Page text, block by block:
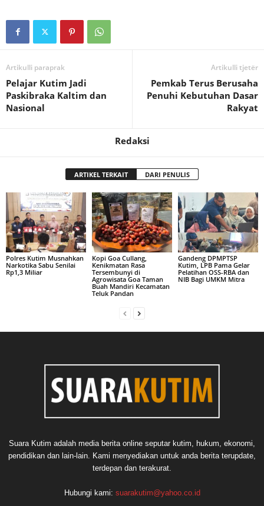
Artikulli paraprak
Pelajar Kutim Jadi
Paskibraka Kaltim dan
Nasional
Artikulli tjetër
Pemkab Terus Berusaha
Penuhi Kebutuhan Dasar
Rakyat
Redaksi
ARTIKEL TERKAIT DARI PENULIS
Polres Kutim Musnahkan
Narkotika Sabu Senilai
Rp1,3 Miliar
Kopi Goa Cullang,
Kenikmatan Rasa
Tersembunyi di
Agrowisata Goa Taman
Buah Mandiri Kecamatan
Teluk Pandan
Gandeng DPMPTSP
Kutim, LPB Pama Gelar
Pelatihan OSS-RBA dan
NIB Bagi UMKM Mitra
Suara Kutim adalah media berita online seputar kutim, hukum, ekonomi,
pendidikan dan lain-lain. Kami menyediakan untuk anda berita terupdate,
terdepan dan terakurat.
Hubungi kami: suarakutim@yahoo.co.id